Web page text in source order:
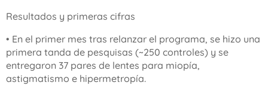
Resultados y primeras cifras
• En el primer mes tras relanzar el programa, se hizo una
primera tanda de pesquisas (~250 controles) y se
entregaron 37 pares de lentes para miopía,
astigmatismo e hipermetropía.